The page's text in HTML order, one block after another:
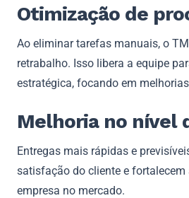
Otimização de
Ao eliminar tarefas manuais, o
retrabalho. Isso libera a equipe
estratégica, focando em
Melhoria no nível
Entregas mais rápidas e
satisfação do cliente e fortalecem
empresa no mercado.